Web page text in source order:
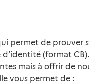
permet de prouver
(format CB).
mais à offrir de
vous permet de :